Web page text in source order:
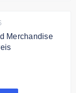
Merchandise
zum